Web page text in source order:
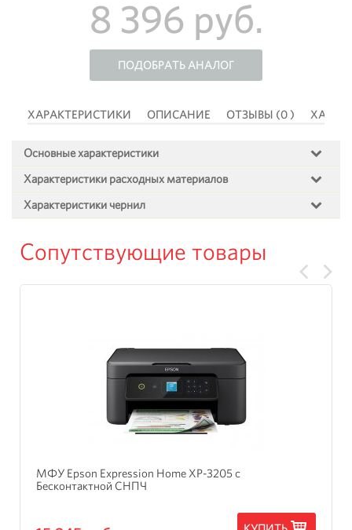
8 396 руб.
ПОДОБРАТЬ АНАЛОГ
ХАРАКТЕРИСТИКИ ОПИСАНИЕ ОТЗЫВЫ (0 )
Основные характеристики
Характеристики расходных материалов
Характеристики чернил
Сопутствующие товары
МФУ Epson Expression Home XP-3205 с
Бесконтактной СНПЧ